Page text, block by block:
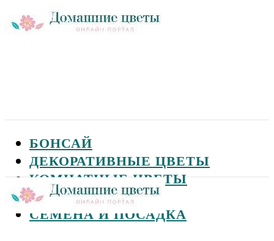
БОНСАЙ
ДЕКОРАТИВНЫЕ ЦВЕТЫ
КОМНАТНЫЕ ЦВЕТЫ
САДОВЫЕ ЦВЕТЫ
СЕМЕНА И ПОСАДКА